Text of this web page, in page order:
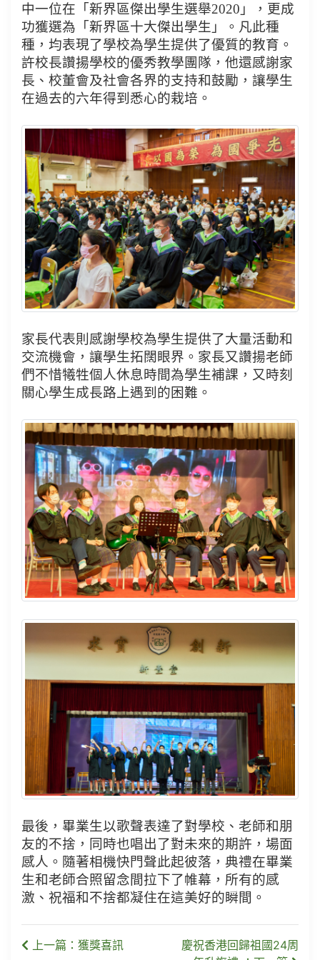
中一位在「新界區傑出學生選舉2020」，更成
功獲選為「新界區十大傑出學生」。凡此種
種，均表現了學校為學生提供了優質的教育。
許校長讚揚學校的優秀教學團隊，他還感謝家
長、校董會及社會各界的支持和鼓勵，讓學生
在過去的六年得到悉心的栽培。
家長代表則感謝學校為學生提供了大量活動和
交流機會，讓學生拓闊眼界。家長又讚揚老師
們不惜犧牲個人休息時間為學生補課，又時刻
關心學生成長路上遇到的困難。
最後，畢業生以歌聲表達了對學校、老師和朋
友的不捨，同時也唱出了對未來的期許，場面
感人。隨著相機快門聲此起彼落，典禮在畢業
生和老師合照留念間拉下了帷幕，所有的感
激、祝福和不捨都凝住在這美好的瞬間。
上一篇：獲獎喜訊
慶祝香港回歸祖國24周